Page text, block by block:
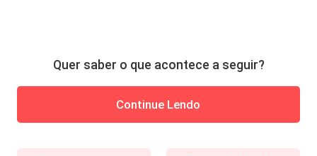
Quer saber o que acontece a seguir?
Continue Lendo